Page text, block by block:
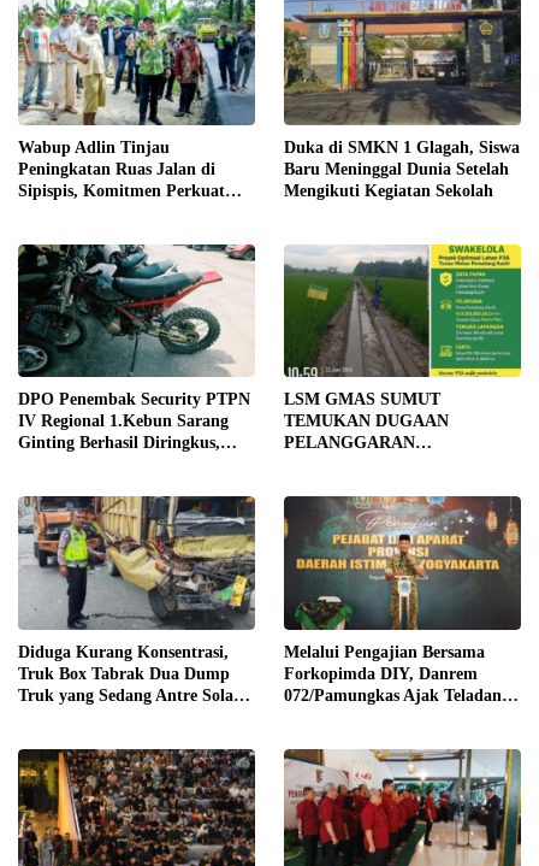
Wabup Adlin Tinjau
Peningkatan Ruas Jalan di
Sipispis, Komitmen Perkuat
Duka di SMKN 1 Glagah, Siswa
Baru Meninggal Dunia Setelah
Mengikuti Kegiatan Sekolah
DPO Penembak Security PTPN
IV Regional 1.Kebun Sarang
Ginting Berhasil Diringkus,
LSM GMAS SUMUT
TEMUKAN DUGAAN
PELANGGARAN
DIBORONGKAN KE PIHAK
LUAR DESA, PEKERJA
DIBAYAR Rp90 RIBU
Diduga Kurang Konsentrasi,
Truk Box Tabrak Dua Dump
Truk yang Sedang Antre Solar
Melalui Pengajian Bersama
Forkopimda DIY, Danrem
072/Pamungkas Ajak Teladani